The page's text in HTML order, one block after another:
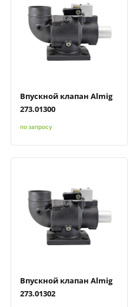
Быстрый просмотрДобавить к сравнению
Добавить в избранное
Впускной клапан Almig
273.01300
по запросу
Быстрый просмотрДобавить к сравнению
Добавить в избранное
Впускной клапан Almig
273.01302